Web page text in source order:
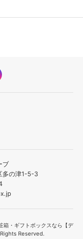
ブ
の津1-5-3
・ギフトボックスなら【デ
Rights Reserved.